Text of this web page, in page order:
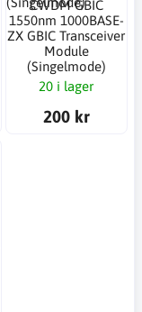
CWDM GBIC
1550nm 1000BASE-
ZX GBIC Transceiver
Module
(Singelmode)
20 i lager
200 kr